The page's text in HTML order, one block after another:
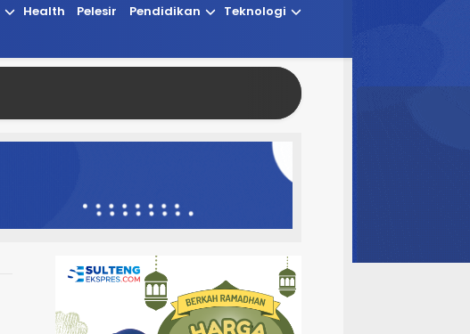
Health Pelesir Pendidikan
Teknologi